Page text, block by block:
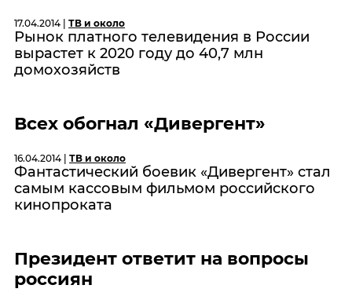
17.04.2014 | ТВ и около
Рынок платного телевидения в России
вырастет к 2020 году до 40,7 млн
домохозяйств
Всех обогнал «Дивергент»
16.04.2014 | ТВ и около
Фантастический боевик «Дивергент» стал
самым кассовым фильмом российского
кинопроката
Президент ответит на вопросы
россиян